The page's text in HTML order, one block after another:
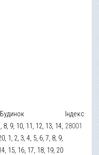
Будинок
Індекс
8, 9, 10, 11, 12, 13, 14,
1, 2, 3, 4, 5, 6, 7, 8, 9,
15, 16, 17, 18, 19, 20
28001